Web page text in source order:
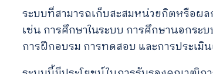
ระบบที่สามารถเก็บสะสมหน่วยกิตหรือผ
เช่น การศึกษาในระบบ การศึกษานอกร
การฝึกอบรม การทดสอบ และการประเมิ